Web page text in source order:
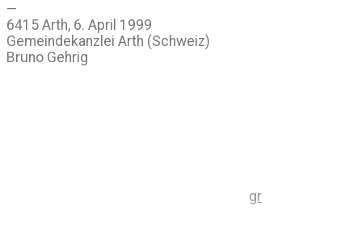
—
6415 Arth, 6. April 1999
Gemeindekanzlei Arth (Schweiz)
Bruno Gehrig
gr